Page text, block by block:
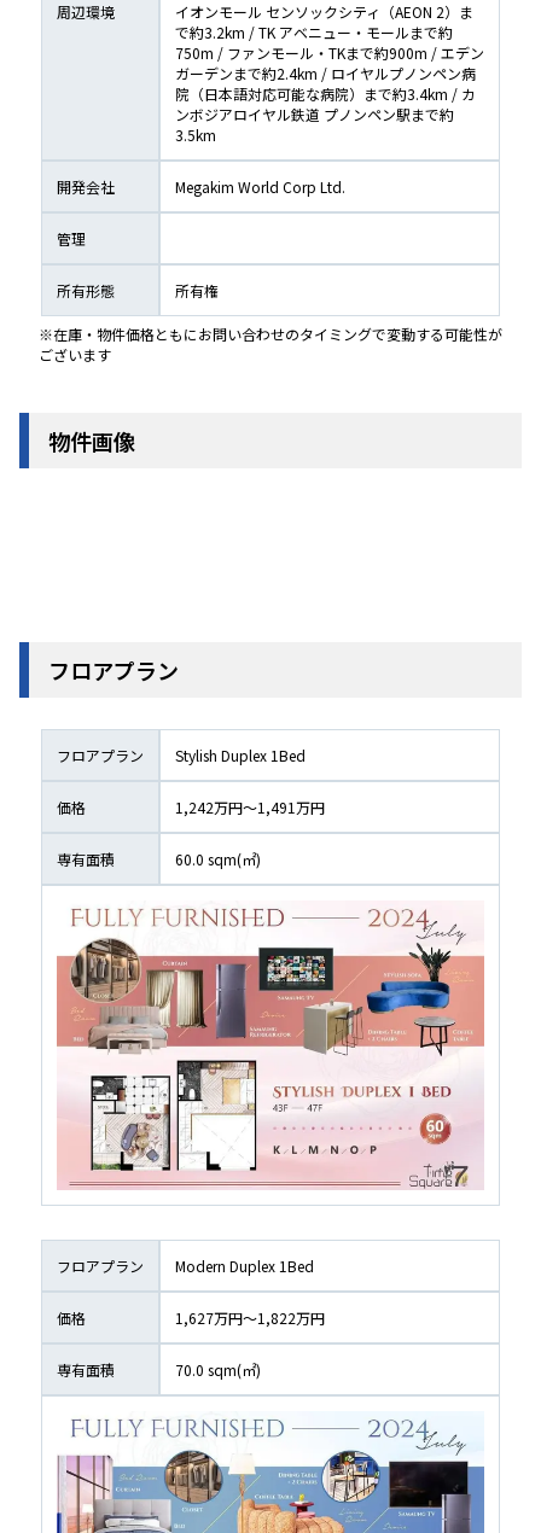
周辺環境
イオンモール センソックシティ（AEON 2）ま
で約3.2km / TK アベニュー・モールまで約
750m / ファンモール・TKまで約900m / エデン
ガーデンまで約2.4km / ロイヤルプノンペン病
院（日本語対応可能な病院）まで約3.4km / カ
ンボジアロイヤル鉄道 プノンペン駅まで約
3.5km
開発会社 Megakim World Corp Ltd.
管理
所有形態 所有権
※在庫・物件価格ともにお問い合わせのタイミングで変動する可能性が
ございます
物件画像
フロアプラン
フロアプラン Stylish Duplex 1Bed
価格 1,242万円〜1,491万円
専有面積 60.0 sqm(㎡)
フロアプラン Modern Duplex 1Bed
価格 1,627万円〜1,822万円
専有面積 70.0 sqm(㎡)